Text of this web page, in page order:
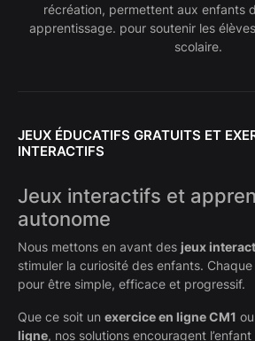
récréation, permettent aux enfants
apprentissage. pour soutenir les
scolaire.
JEUX ÉDUCATIFS GRATUITS ET
INTERACTIFS
Jeux interactifs et
autonome
Nous mettons en avant des jeux
stimuler la curiosité des enfants.
pour être simple, efficace et progressif.
Que ce soit un exercice en ligne CM1
ligne, nos solutions encouragent